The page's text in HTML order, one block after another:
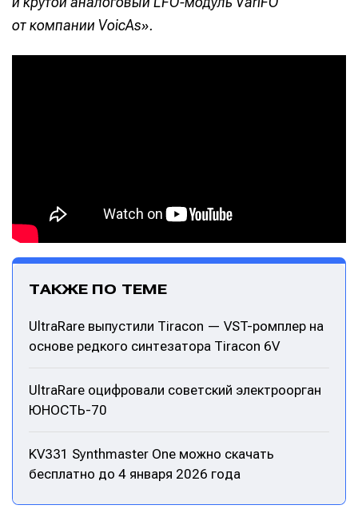
от компании VoicAs».
ТАКЖЕ ПО ТЕМЕ
UltraRare выпустили Tiracon — VST-ромплер на
основе редкого синтезатора Tiracon 6V
UltraRare оцифровали советский электроорган
ЮНОСТЬ-70
KV331 Synthmaster One можно скачать
бесплатно до 4 января 2026 года